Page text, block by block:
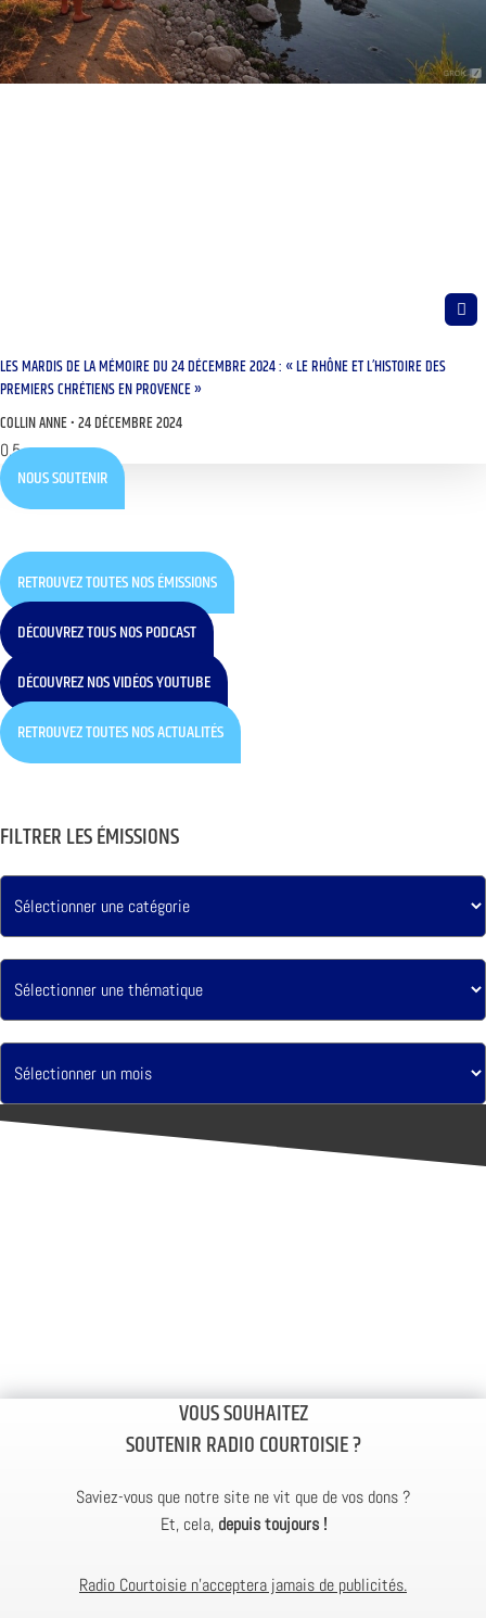
LES MARDIS DE LA MÉMOIRE DU 24 DÉCEMBRE 2024 : « LE RHÔNE ET L’HISTOIRE DES
PREMIERS CHRÉTIENS EN PROVENCE »
COLLIN ANNE 24 DÉCEMBRE 2024
NOUS SOUTENIR
RETROUVEZ TOUTES NOS ÉMISSIONS
DÉCOUVREZ TOUS NOS PODCAST
DÉCOUVREZ NOS VIDÉOS YOUTUBE
RETROUVEZ TOUTES NOS ACTUALITÉS
FILTRER LES ÉMISSIONS
VOUS SOUHAITEZ
SOUTENIR RADIO COURTOISIE ?
Saviez-vous que notre site ne vit que de vos dons ?
Et, cela, depuis toujours !
Radio Courtoisie n’acceptera jamais de publicités.